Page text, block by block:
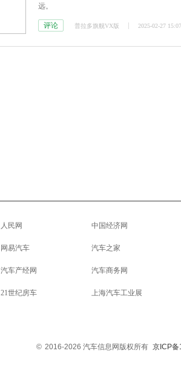
远。
评论 普拉多旗舰VX版 2025-02-27 15:07
人民网 中国经济网
网易汽车 汽车之家
汽车产经网 汽车商务网
21世纪房车 上海汽车工业展
© 2016-2026 汽车信息网版权所有 京ICP